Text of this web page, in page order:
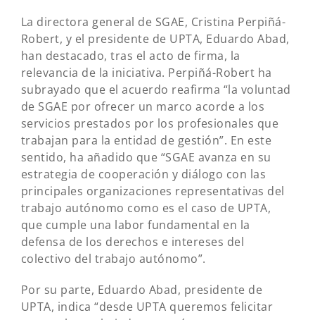
La directora general de SGAE, Cristina Perpiñá-
Robert, y el presidente de UPTA, Eduardo Abad,
han destacado, tras el acto de firma, la
relevancia de la iniciativa. Perpiñá-Robert ha
subrayado que el acuerdo reafirma “la voluntad
de SGAE por ofrecer un marco acorde a los
servicios prestados por los profesionales que
trabajan para la entidad de gestión”. En este
sentido, ha añadido que “SGAE avanza en su
estrategia de cooperación y diálogo con las
principales organizaciones representativas del
trabajo autónomo como es el caso de UPTA,
que cumple una labor fundamental en la
defensa de los derechos e intereses del
colectivo del trabajo autónomo”.
Por su parte, Eduardo Abad, presidente de
UPTA, indica “desde UPTA queremos felicitar